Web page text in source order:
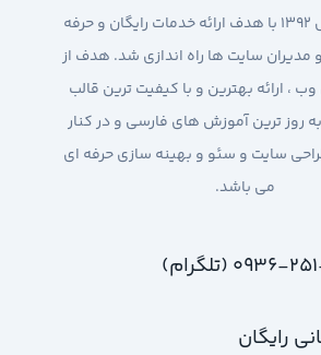
پروان وب در سال 1392 با هدف ارائه خدمات رایگان و حرفه
مدیران سایت ها راه اندازی شد. هدف از
وب ، ارائه بهترین و با کیفیت ترین قالب
روز ترین آموزش های فارسی و در کنار
سایت و سئو و بهینه سازی حرفه ای
می باشد.
۰۱۶۴ (تلگرام)
رایگان